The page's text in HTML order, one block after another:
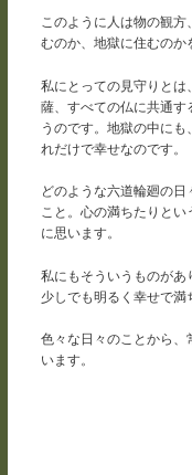
このように人は物の観
むのか、地獄に住むのか
私にとっての見守りと
薩、すべての仏に共通す
うのです。地獄の中に
れだけで幸せなのです。
どのような六道輪廻の
こと。心の満ちたりとい
に思います。
私にもそういうものがあ
少しでも明るく幸せで満
色々な日々のことから、
います。